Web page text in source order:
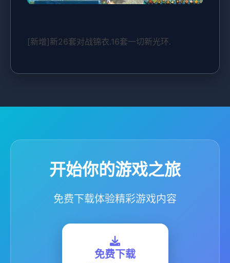
[新增]新26套对战锦衣.16套一切新光环.
开始你的游戏之旅
免费下载体验精彩游戏内容
免费下载